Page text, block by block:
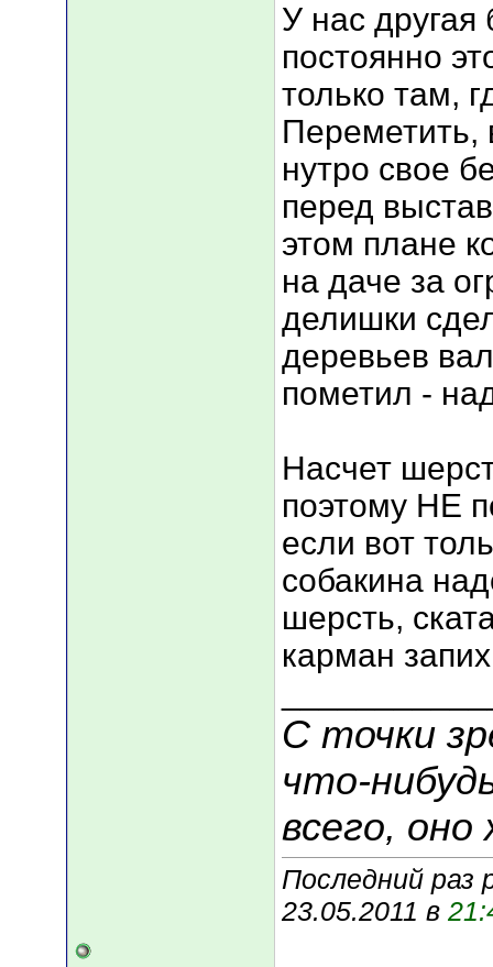
У нас
постоянно
только там,
Переметить,
нутро свое
перед
этом плане
на даче за
делишки
деревьев
пометил -
Насчет
поэтому НЕ
если вот
собакина
шерсть,
карман
С точки
что-
всего, оно
Последний раз
23.05.2011 в